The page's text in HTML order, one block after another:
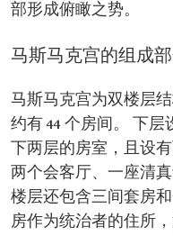
部形成俯瞰之势。
马斯马克宫的组成
马斯马克宫为双楼层
约有 44 个房间。 下
下两层的房室，且设
两个会客厅、一座清
楼层还包含三间套房
房作为统治者的住所